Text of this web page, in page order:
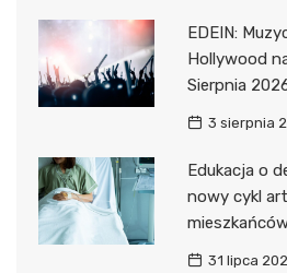
EDEIN:
Hollywood
Sierpnia
3 sierpnia
Edukacja o
nowy cykl
31 lipca